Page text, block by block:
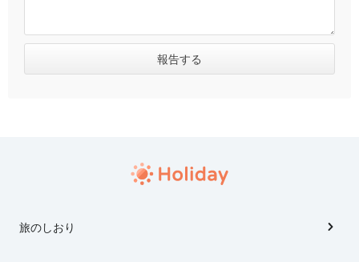
旅のしおり